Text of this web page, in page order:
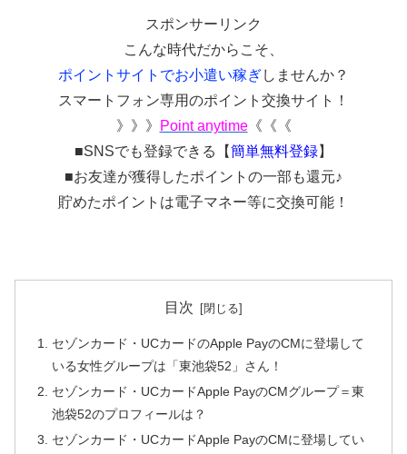
スポンサーリンク
こんな時代だからこそ、
ポイントサイトでお小遣い稼ぎしませんか？
スマートフォン専用のポイント交換サイト！
》》》
Point anytime《《《
■SNSでも登録できる【簡単無料登録】
■お友達が獲得したポイントの一部も還元♪
貯めたポイントは電子マネー等に交換可能！
目次
セゾンカード・UCカードのApple PayのCMに登場して
いる女性グループは「東池袋52」さん！
セゾンカード・UCカードApple PayのCMグループ＝東
池袋52のプロフィールは？
セゾンカード・UCカードApple PayのCMに登場してい